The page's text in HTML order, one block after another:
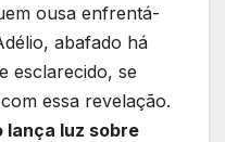
ousa enfrentá-
abafado há
esclarecido, se
essa revelação.
lança luz sobre